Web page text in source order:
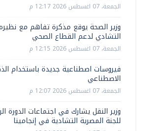
الجمعة، 07 اغسطس 2026 12:17 م
وزير الصحة يوقع مذكرة تفاهم مع
التشادي لدعم القطاع الصحي
الجمعة، 07 اغسطس 2026 12:15 م
فيروسات اصطناعية جديدة باستخدام
الاصطناعي
الجمعة، 07 اغسطس 2026 12:07 م
وزير النقل يشارك في اجتماعات الدورة
للجنة المصرية التشادية في إنجامينا